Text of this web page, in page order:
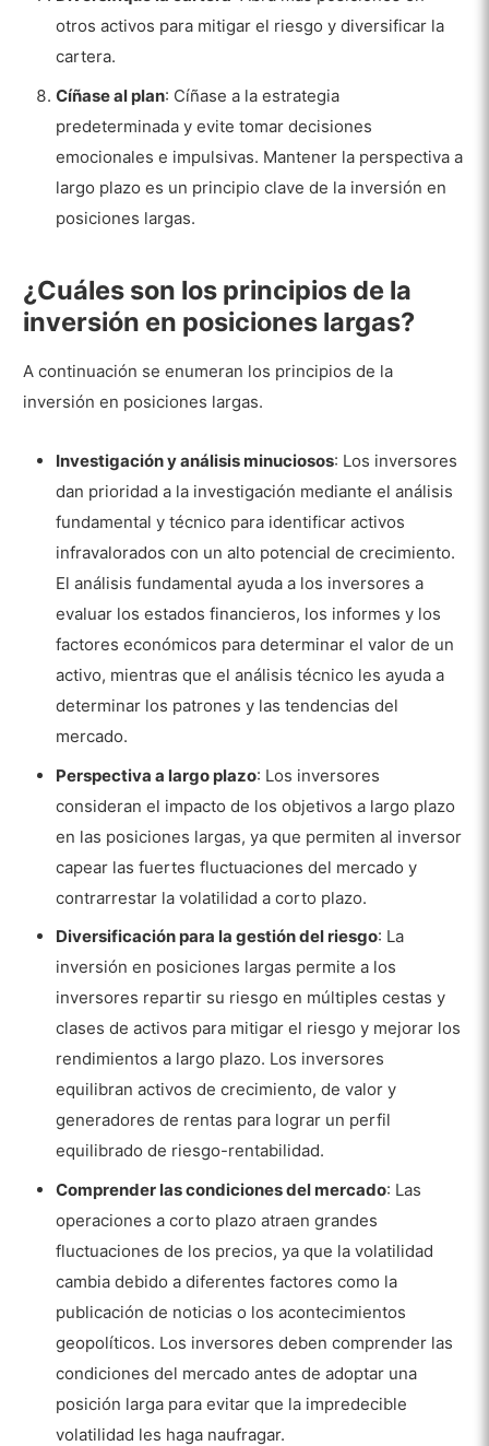
otros activos para mitigar el riesgo y diversificar la
cartera.
Cíñase al plan: Cíñase a la estrategia
predeterminada y evite tomar decisiones
emocionales e impulsivas. Mantener la perspectiva a
largo plazo es un principio clave de la inversión en
posiciones largas.
¿Cuáles son los principios de la
inversión en posiciones largas?
A continuación se enumeran los principios de la
inversión en posiciones largas.
Investigación y análisis minuciosos: Los inversores
dan prioridad a la investigación mediante el análisis
fundamental y técnico para identificar activos
infravalorados con un alto potencial de crecimiento.
El análisis fundamental ayuda a los inversores a
evaluar los estados financieros, los informes y los
factores económicos para determinar el valor de un
activo, mientras que el análisis técnico les ayuda a
determinar los patrones y las tendencias del
mercado.
Perspectiva a largo plazo: Los inversores
consideran el impacto de los objetivos a largo plazo
en las posiciones largas, ya que permiten al inversor
capear las fuertes fluctuaciones del mercado y
contrarrestar la volatilidad a corto plazo.
Diversificación para la gestión del riesgo: La
inversión en posiciones largas permite a los
inversores repartir su riesgo en múltiples cestas y
clases de activos para mitigar el riesgo y mejorar los
rendimientos a largo plazo. Los inversores
equilibran activos de crecimiento, de valor y
generadores de rentas para lograr un perfil
equilibrado de riesgo-rentabilidad.
Comprender las condiciones del mercado: Las
operaciones a corto plazo atraen grandes
fluctuaciones de los precios, ya que la volatilidad
cambia debido a diferentes factores como la
publicación de noticias o los acontecimientos
geopolíticos. Los inversores deben comprender las
condiciones del mercado antes de adoptar una
posición larga para evitar que la impredecible
volatilidad les haga naufragar.